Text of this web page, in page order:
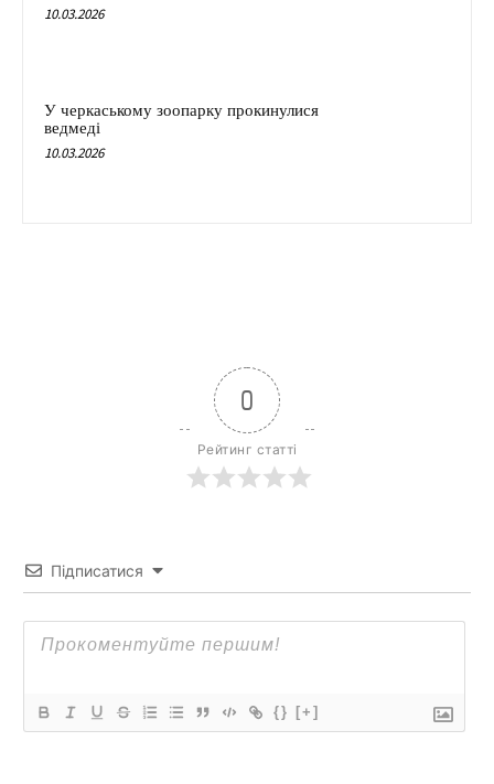
10.03.2026
У черкаському зоопарку прокинулися
ведмеді
10.03.2026
0
Рейтинг статті
Підписатися
{} [+]